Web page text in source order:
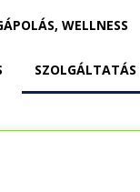
WELLNESS
SZOLGÁLTATÁS